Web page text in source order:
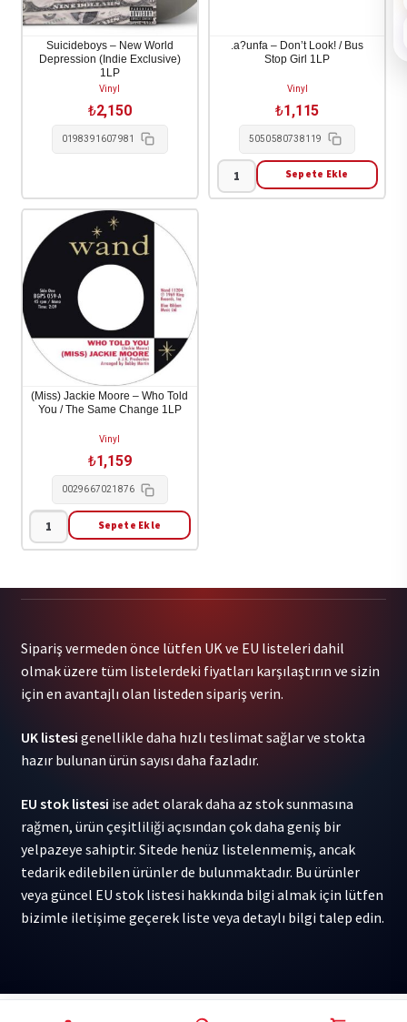
Suicideboys – New World
Depression (Indie Exclusive)
1LP
Vinyl
₺2,150
0198391607981
.a?unfa – Don’t Look! / Bus
Stop Girl 1LP
Vinyl
₺1,115
5050580738119
.a?
Sepete Ekle
(Miss) Jackie Moore – Who Told
You / The Same Change 1LP
Vinyl
₺1,159
0029667021876
(Miss)
-
Told
You
/
Same
Change
adet
Sepete Ekle
Sipariş vermeden önce lütfen UK ve EU listeleri dahil
olmak üzere tüm listelerdeki fiyatları karşılaştırın ve sizin
için en avantajlı olan listeden sipariş verin.
UK listesi genellikle daha hızlı teslimat sağlar ve stokta
hazır bulunan ürün sayısı daha fazladır.
EU stok listesi ise adet olarak daha az stok sunmasına
rağmen, ürün çeşitliliği açısından çok daha geniş bir
yelpazeye sahiptir. Sitede henüz listelenmemiş, ancak
tedarik edilebilen ürünler de bulunmaktadır. Bu ürünler
veya güncel EU stok listesi hakkında bilgi almak için lütfen
bizimle iletişime geçerek liste veya detaylı bilgi talep edin.